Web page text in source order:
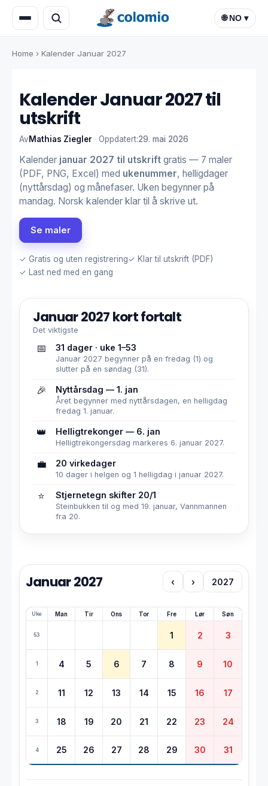
🌐 NO ▾
Home › Kalender Januar 2027
Kalender Januar 2027 til
utskrift
AvMathias Ziegler · Oppdatert:29. mai 2026
Kalender januar 2027 til utskrift gratis — 7 maler
(PDF, PNG, Excel) med ukenummer, helligdager
(nyttårsdag) og månefaser. Uken begynner på
mandag. Norsk kalender klar til å skrive ut.
Se maler
✓ Gratis og uten registrering✓ Klar til utskrift (PDF)
✓ Last ned med en gang
Januar 2027 kort fortalt
Det viktigste
📅 31 dager · uke 1–53
Januar 2027 begynner på en fredag (1) og
slutter på en søndag (31).
🎉 Nyttårsdag — 1. jan
Året begynner med nyttårsdagen, en helligdag
fredag 1. januar.
👑 Helligtrekonger — 6. jan
Helligtrekongersdag markeres 6. januar 2027.
💼 20 virkedager
10 dager i helgen og 1 helligdag i januar 2027.
⭐ Stjernetegn skifter 20/1
Steinbukken til og med 19. januar, Vannmannen
fra 20.
Januar 2027 ‹ › 2027
Uke Man Tir Ons Tor Fre Lør Søn
53 1 2 3
1 4 5 6 7 8 9 10
2 11 12 13 14 15 16 17
3 18 19 20 21 22 23 24
4 25 26 27 28 29 30 31